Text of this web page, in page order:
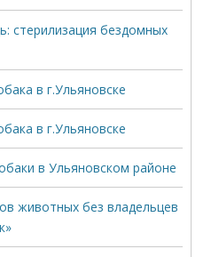
стерилизация бездомных
в г.Ульяновске
в г.Ульяновске
в Ульяновском районе
животных без владельцев